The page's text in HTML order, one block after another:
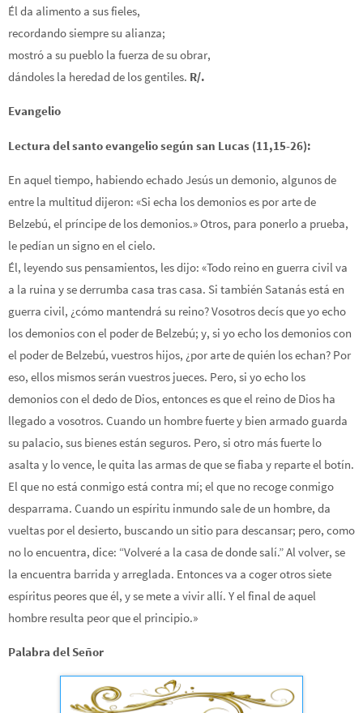
Él da alimento a sus fieles,
recordando siempre su alianza;
mostró a su pueblo la fuerza de su obrar,
dándoles la heredad de los gentiles. R/.
Evangelio
Lectura del santo evangelio según san Lucas (11,15-26):
En aquel tiempo, habiendo echado Jesús un demonio, algunos de
entre la multitud dijeron: «Si echa los demonios es por arte de
Belzebú, el príncipe de los demonios.» Otros, para ponerlo a prueba,
le pedían un signo en el cielo.
Él, leyendo sus pensamientos, les dijo: «Todo reino en guerra civil va
a la ruina y se derrumba casa tras casa. Si también Satanás está en
guerra civil, ¿cómo mantendrá su reino? Vosotros decís que yo echo
los demonios con el poder de Belzebú; y, si yo echo los demonios con
el poder de Belzebú, vuestros hijos, ¿por arte de quién los echan? Por
eso, ellos mismos serán vuestros jueces. Pero, si yo echo los
demonios con el dedo de Dios, entonces es que el reino de Dios ha
llegado a vosotros. Cuando un hombre fuerte y bien armado guarda
su palacio, sus bienes están seguros. Pero, si otro más fuerte lo
asalta y lo vence, le quita las armas de que se fiaba y reparte el botín.
El que no está conmigo está contra mí; el que no recoge conmigo
desparrama. Cuando un espíritu inmundo sale de un hombre, da
vueltas por el desierto, buscando un sitio para descansar; pero, como
no lo encuentra, dice: “Volveré a la casa de donde salí.” Al volver, se
la encuentra barrida y arreglada. Entonces va a coger otros siete
espíritus peores que él, y se mete a vivir allí. Y el final de aquel
hombre resulta peor que el principio.»
Palabra del Señor